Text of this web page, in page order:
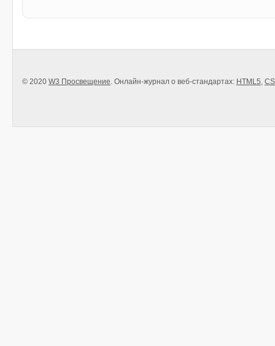
© 2020 W3 Просвещение. Онлайн-журнал о веб-стандартах: HTML5,